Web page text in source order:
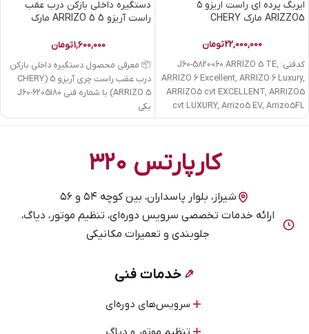
ایربگ پرده ای راست اریزو ۵
ARIZZO5 مارک CHERY
22,000,000تومان
کدفنی: J60-5820060 ARRIZO 5 TE,
ARRIZO 6 Excellent, ARRIZO 6 Luxury,
ARRIZO5 cvt EXCELLENT, ARRIZO5
cvt LUXURY, Arrizo5 EV, Arrizo5FL
دستگیره داخلی بازکن درب عقب
راست آریزو 5 ARRIZO 5 مارک
1,600,000تومان
📦 معرفی محصول دستگیره داخلی بازکن
درب عقب راست چری آریزو 5 (CHERY
ARRIZO 5) با شماره فنی J60-6205180
یکی
کارپارتس ۳۲۰
شیراز، بلوار پاسداران، بین کوچه ۵۴ و ۵۶
ارائه خدمات تخصصی سرویس دوره‌ای، تنظیم موتور، دیاگ،
جلوبندی و تعمیرات مکانیکی
خدمات فنی
سرویس‌های دوره‌ای